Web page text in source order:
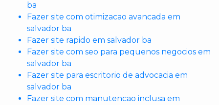
ba
Fazer site com otimizacao avancada em
salvador ba
Fazer site rapido em salvador ba
Fazer site com seo para pequenos negocios em
salvador ba
Fazer site para escritorio de advocacia em
salvador ba
Fazer site com manutencao inclusa em